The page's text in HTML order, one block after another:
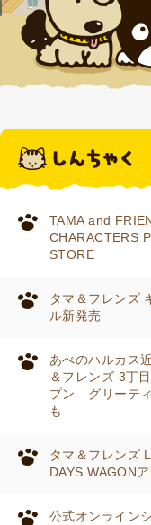
TAMA and
CHARACTERS
STORE
タマ＆フレンズ
ル新発売
あべのハルカス
＆フレンズ 3丁
プン グリーテ
も
タマ＆フレンズ
DAYS WAGON
公式オンライン